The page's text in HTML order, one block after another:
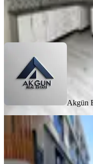
Akgün EmlakBilal Başyiğit
Akgün
Borsa
3+1
Akhisar,